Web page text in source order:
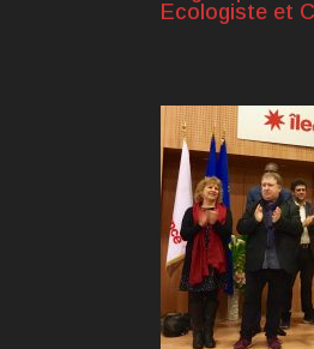
Ecologiste et